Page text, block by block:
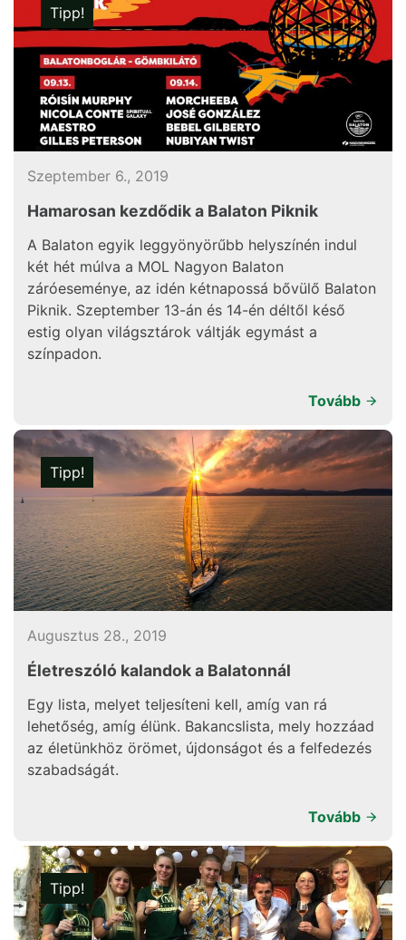
Tipp!
Szeptember 6., 2019
Hamarosan kezdődik a Balaton Piknik
A Balaton egyik leggyönyörűbb helyszínén indul
két hét múlva a MOL Nagyon Balaton
záróeseménye, az idén kétnapossá bővülő Balaton
Piknik. Szeptember 13-án és 14-én déltől késő
estig olyan világsztárok váltják egymást a
színpadon.
Tovább
Tipp!
Augusztus 28., 2019
Életreszóló kalandok a Balatonnál
Egy lista, melyet teljesíteni kell, amíg van rá
lehetőség, amíg élünk. Bakancslista, mely hozzáad
az életünkhöz örömet, újdonságot és a felfedezés
szabadságát.
Tovább
Tipp!